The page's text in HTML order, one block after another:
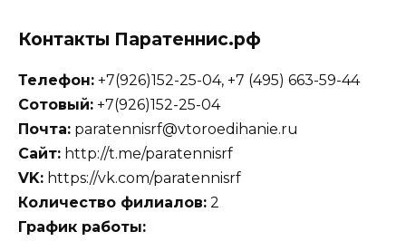
Контакты Паратеннис.рф
Телефон: +7(926)152-25-04, +7 (495) 663-59-44
Сотовый: +7(926)152-25-04
Почта: paratennisrf@vtoroedihanie.ru
Сайт: http://t.me/paratennisrf
VK: https://vk.com/paratennisrf
Количество филиалов: 2
График работы: